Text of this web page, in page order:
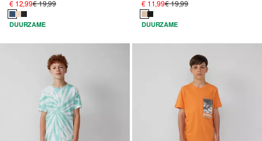
€ 12,99€ 19,99
DUURZAME
€ 11,99€ 19,99
DUURZAME